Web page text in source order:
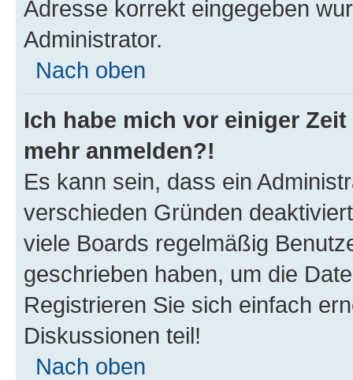
Adresse korrekt eingegeben
Administrator.
Nach oben
Ich habe mich vor einiger
mehr anmelden?!
Es kann sein, dass ein
verschieden Gründen
viele Boards regelmäßig
geschrieben haben, um die
Registrieren Sie sich einfach
Diskussionen teil!
Nach oben